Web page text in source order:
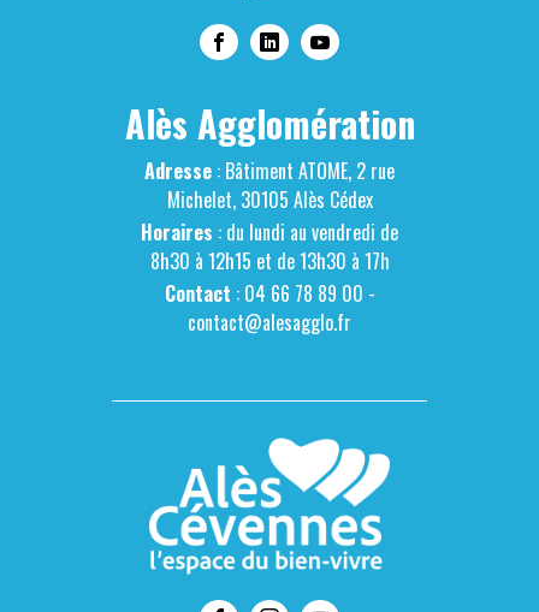
Alès Agglomération
Adresse : Bâtiment ATOME, 2 rue
Michelet, 30105 Alès Cédex
Horaires : du lundi au vendredi de
8h30 à 12h15 et de 13h30 à 17h
Contact : 04 66 78 89 00 -
contact@alesagglo.fr